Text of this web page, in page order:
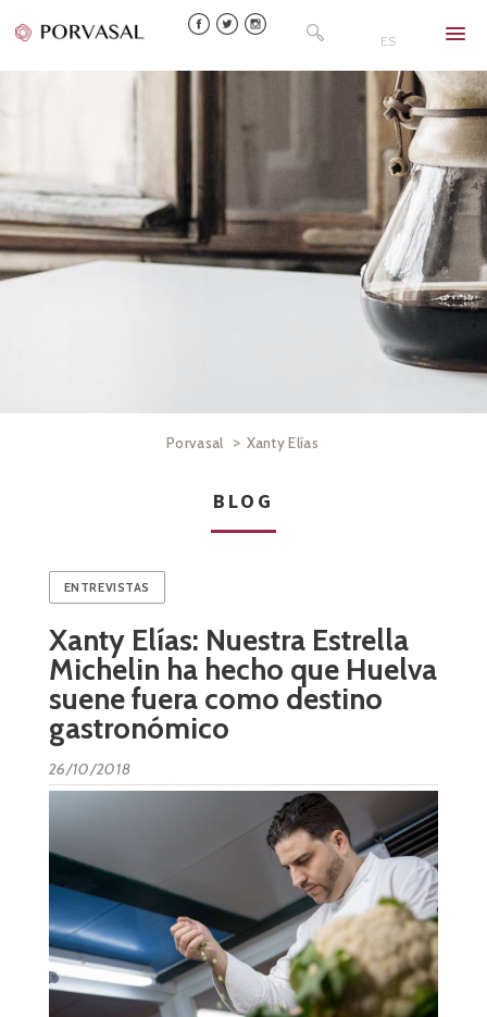
Skip
to
ES
Porvasal > Xanty Elías
BLOG
ENTREVISTAS
Xanty Elías: Nuestra Estrella
Michelin ha hecho que Huelva
suene fuera como destino
gastronómico
26/10/2018